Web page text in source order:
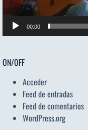
00:00
ON/OFF
Acceder
Feed de entradas
Feed de comentarios
WordPress.org